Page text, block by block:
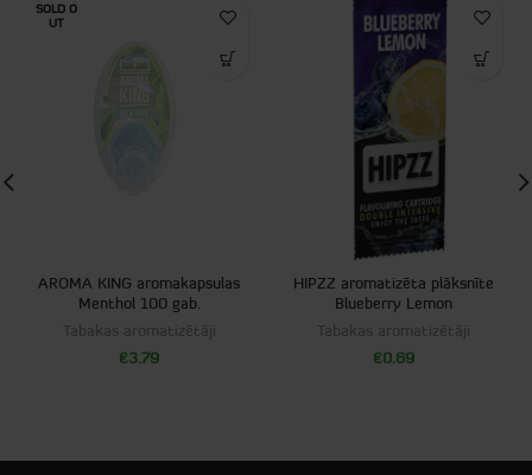
SOLD O
UT
AROMA KING aromakapsulas
Menthol 100 gab.
€3.79
HIPZZ aromatizēta plāksnīte
Blueberry Lemon
€0.69